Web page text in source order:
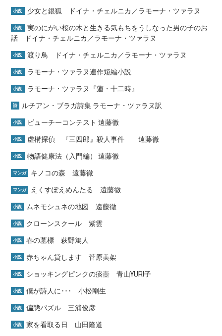
小説 少女と銀狐 ドイナ・チェルニカ／ラモーナ・ツァラヌ
小説
実のにがい桜の木と生きる気もちをうしなった男の子のお
話 ドイナ・チェルニカ／ラモーナ・ツァラヌ
小説 渡り鳥 ドイナ・チェルニカ／ラモーナ・ツァラヌ
小説 ラモーナ・ツァラヌ連作短編小説
小説 ラモーナ・ツァラヌ『蓮・十二時』
詩 ルチアン・ブラガ詩集 ラモーナ・ツァラヌ訳
小説 ビューチーコンテスト 遠藤徹
小説 虚構探偵―『三四郎』殺人事件― 遠藤徹
小説 物語健康法（入門編） 遠藤徹
マンガ キノコの森 遠藤徹
マンガ えくすぽえめんたる 遠藤徹
小説 ムネモシュネの地図 遠藤徹
小説 クローンスクール 紫雲
小説 春の墓標 萩野篤人
小説 赤ちゃん貸します 菅原美架
小説 ショッキングピンクの痰壺 青山YURI子
小説 僕が詩人に･･･ 小松剛生
小説 偏態パズル 三浦俊彦
小説 家を看取る日 山田隆道